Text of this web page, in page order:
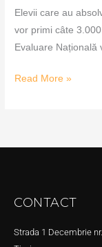
Elevii care au
vor primi câte
Evaluare Națională
Read More »
CONTACT
Strada 1 Decembrie